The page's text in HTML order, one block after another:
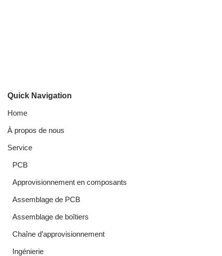
Quick Navigation
Home
À propos de nous
Service
PCB
Approvisionnement en composants
Assemblage de PCB
Assemblage de boîtiers
Chaîne d’approvisionnement
Ingénierie